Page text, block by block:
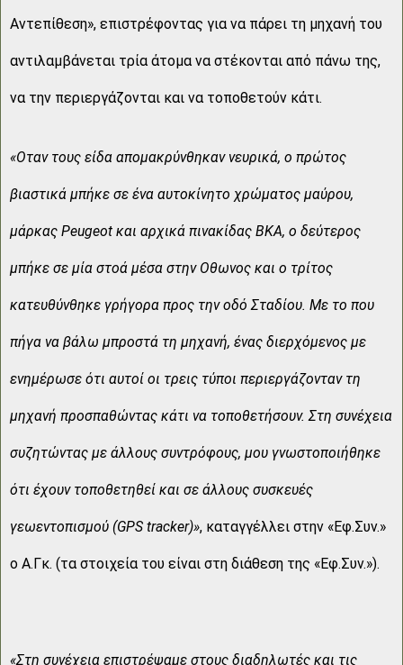
Αντεπίθεση», επιστρέφοντας για να πάρει τη μηχανή του
αντιλαμβάνεται τρία άτομα να στέκονται από πάνω της,
να την περιεργάζονται και να τοποθετούν κάτι.
«Οταν τους είδα απομακρύνθηκαν νευρικά, ο πρώτος
βιαστικά μπήκε σε ένα αυτοκίνητο χρώματος μαύρου,
μάρκας Peugeot και αρχικά πινακίδας ΒΚΑ, ο δεύτερος
μπήκε σε μία στοά μέσα στην Οθωνος και ο τρίτος
κατευθύνθηκε γρήγορα προς την οδό Σταδίου. Με το που
πήγα να βάλω μπροστά τη μηχανή, ένας διερχόμενος με
ενημέρωσε ότι αυτοί οι τρεις τύποι περιεργάζονταν τη
μηχανή προσπαθώντας κάτι να τοποθετήσουν. Στη συνέχεια
συζητώντας με άλλους συντρόφους, μου γνωστοποιήθηκε
ότι έχουν τοποθετηθεί και σε άλλους συσκευές
γεωεντοπισμού (GPS tracker)», καταγγέλλει στην «Εφ.Συν.»
ο Α.Γκ. (τα στοιχεία του είναι στη διάθεση της «Εφ.Συν.»).
«Στη συνέχεια επιστρέψαμε στους διαδηλωτές και τις